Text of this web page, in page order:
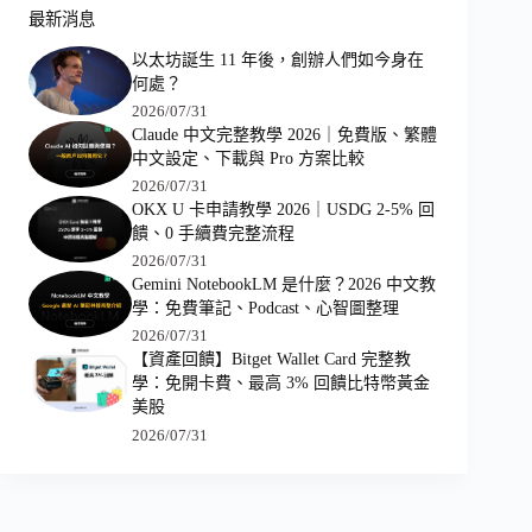
最新消息
以太坊誕生 11 年後，創辦人們如今身在
何處？
2026/07/31
Claude 中文完整教學 2026｜免費版、繁體
中文設定、下載與 Pro 方案比較
2026/07/31
OKX U 卡申請教學 2026｜USDG 2-5% 回
饋、0 手續費完整流程
2026/07/31
Gemini NotebookLM 是什麼？2026 中文教
學：免費筆記、Podcast、心智圖整理
2026/07/31
【資產回饋】Bitget Wallet Card 完整教
學：免開卡費、最高 3% 回饋比特幣黃金
美股
2026/07/31